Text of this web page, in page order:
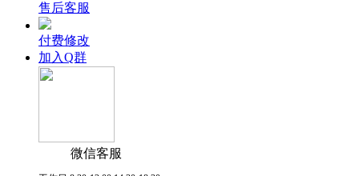
售后客服
付费修改
加入Q群
微信客服